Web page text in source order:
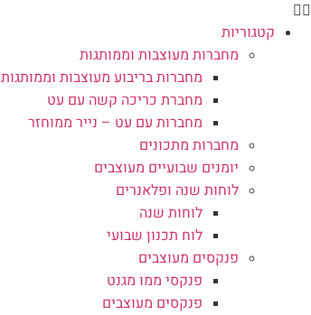
קטגוריות
מחברות מעוצבות וממותגות
מחברות בריבוע מעוצבות וממותגות
מחברת כריכה קשה עם עט
מחברות עם עט – נייר ממוחזר
מחברות מתכונים
יומנים שבועיים מעוצבים
לוחות שנה ופלאנרים
לוחות שנה
לוח תכנון שבועי
פנקסים מעוצבים
פנקסי ממו מגנט
פנקסים מעוצבים